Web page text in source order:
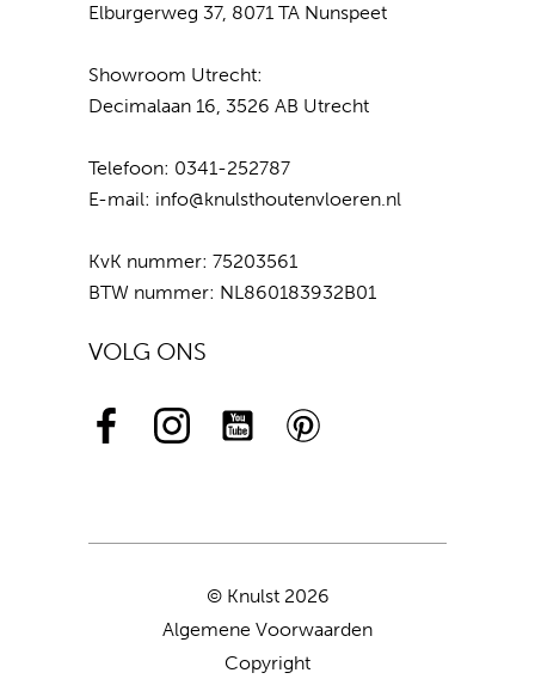
Elburgerweg 37, 8071 TA Nunspeet
Showroom Utrecht:
Decimalaan 16, 3526 AB Utrecht
Telefoon: 0341-252787
E-mail: info@knulsthoutenvloeren.nl
KvK nummer: 75203561
BTW nummer: NL860183932B01
VOLG ONS
© Knulst 2026
Algemene Voorwaarden
Copyright